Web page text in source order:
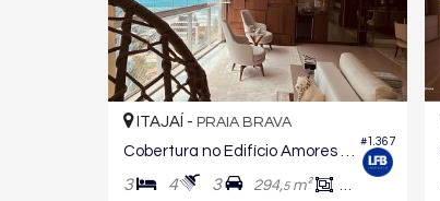
#1.367
ITAJAÍ - PRAIA BRAVA
3 4 3 294,5m² 238,